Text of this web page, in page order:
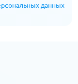
данных